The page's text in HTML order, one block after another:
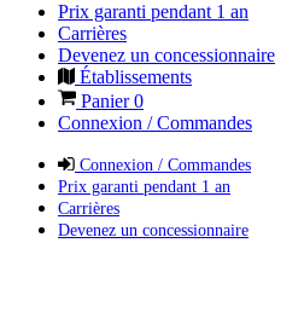
Prix garanti pendant 1 an
Carrières
Devenez un concessionnaire
Établissements
Panier0
Connexion / Commandes
Connexion / Commandes
Prix garanti pendant 1 an
Carrières
Devenez un concessionnaire